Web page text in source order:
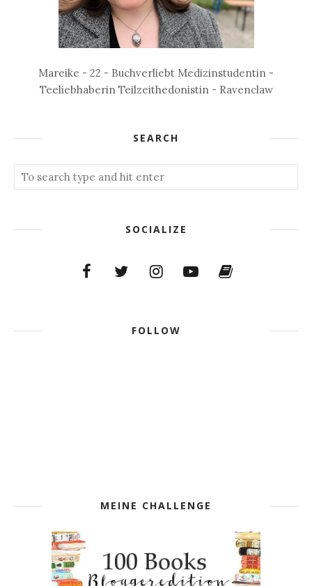
Mareike - 22 - Buchverliebt Medizinstudentin -
Teeliebhaberin Teilzeithedonistin - Ravenclaw
SEARCH
SOCIALIZE
FOLLOW
MEINE CHALLENGE